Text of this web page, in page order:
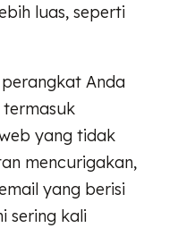
luas, seperti
Anda
yang tidak
mencurigakan,
yang berisi
sering kali